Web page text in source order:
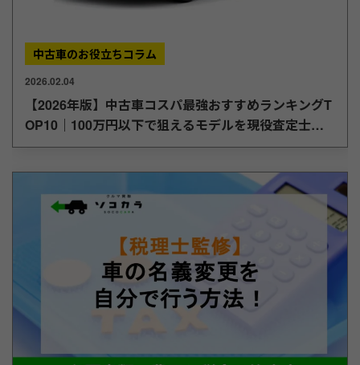
中古車のお役立ちコラム
2026.02.04
【2026年版】中古車コスパ最強おすすめランキングT
OP10｜100万円以下で狙えるモデルを現役査定士が
厳選